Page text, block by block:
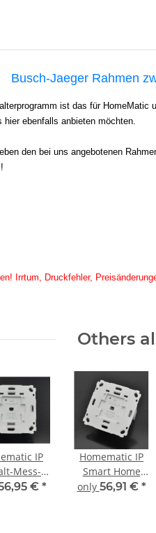
Busch-Jaeger Rahmen
ist das für
ebenfalls anbieten möchten.
den bei uns angebotenen
Irrtum, Druckfehler,
Others
IP
Mess-
für€ *
Homematic IP
Smart Home
Schaltaktor für
only 56,91 € *